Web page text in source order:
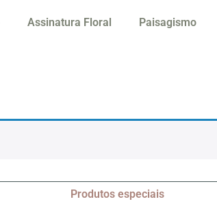
Assinatura Floral Paisagismo
Produtos especiais